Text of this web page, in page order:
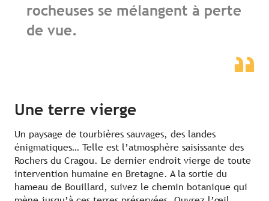
rocheuses se mélangent à perte
de vue.
Une terre vierge
Un paysage de tourbières sauvages, des landes
énigmatiques… Telle est l’atmosphère saisissante des
Rochers du Cragou. Le dernier endroit vierge de toute
intervention humaine en Bretagne. A la sortie du
hameau de Bouillard, suivez le chemin botanique qui